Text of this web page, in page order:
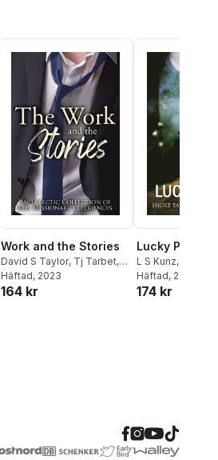
Work and the Stories
David S Taylor, Tj Tarbet,
Edmond Porter
Häftad, 2023
164 kr
Lucky Penny
L S Kunz,
Karen Dent
Häftad, 2025
174 kr